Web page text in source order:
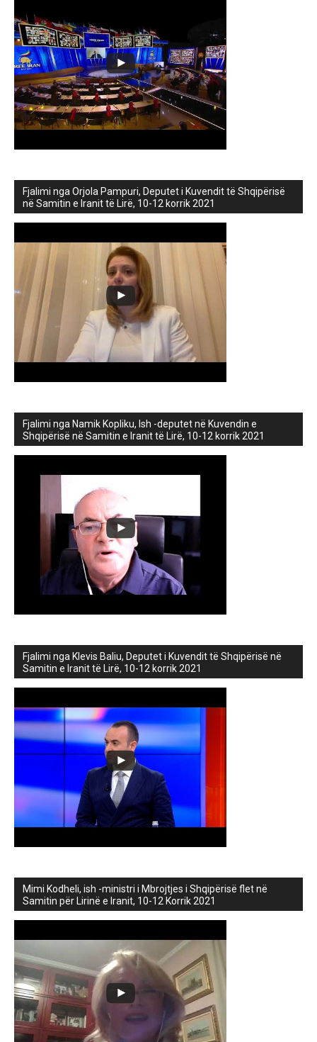
Fjalimi nga Orjola Pampuri, Deputet i Kuvendit të Shqipërisë
në Samitin e Iranit të Lirë, 10-12 korrik 2021
Fjalimi nga Namik Kopliku, Ish -deputet në Kuvendin e
Shqipërisë në Samitin e Iranit të Lirë, 10-12 korrik 2021
Fjalimi nga Klevis Baliu, Deputet i Kuvendit të Shqipërisë në
Samitin e Iranit të Lirë, 10-12 korrik 2021
Mimi Kodheli, ish -ministri i Mbrojtjes i Shqipërisë flet në
Samitin për Lirinë e Iranit, 10-12 Korrik 2021